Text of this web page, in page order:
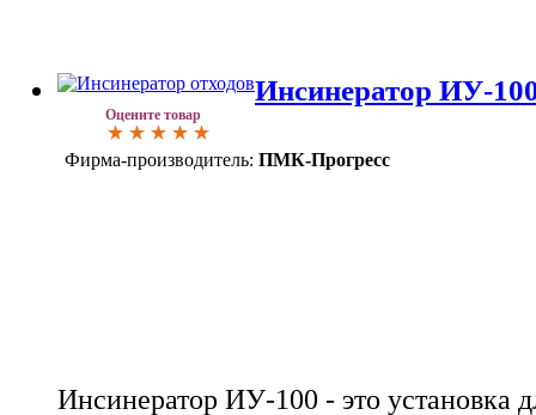
Оцените товар
Инсинератор ИУ-
Фирма-производитель: ПМК-Прогресс
Инсинератор ИУ-100 - это установка